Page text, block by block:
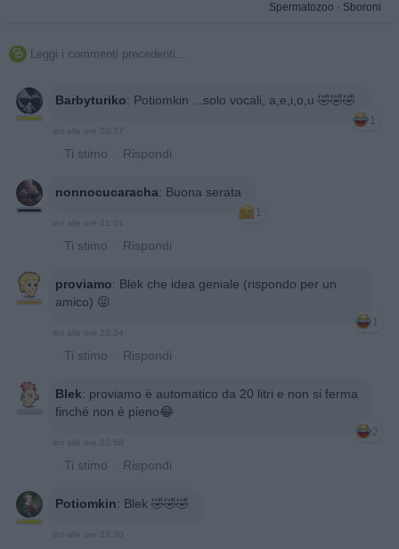
Spermatozoo · Sboroni
 Leggi i commenti precedenti...
Barbyturiko: Potiomkin ...solo vocali, a,e,i,o,u 🤣🤣🤣
1
ieri alle ore 20:37
· Ti stimo · Rispondi
nonnocucaracha: Buona serata
1
· Ti stimo · Rispondi
proviamo: Blek che idea geniale (rispondo per un
amico) 😜
1
· Ti stimo · Rispondi
Blek: proviamo è automatico da 20 litri e non si ferma
finché non è pieno😂
2
· Ti stimo · Rispondi
Potiomkin: Blek 🤣🤣🤣